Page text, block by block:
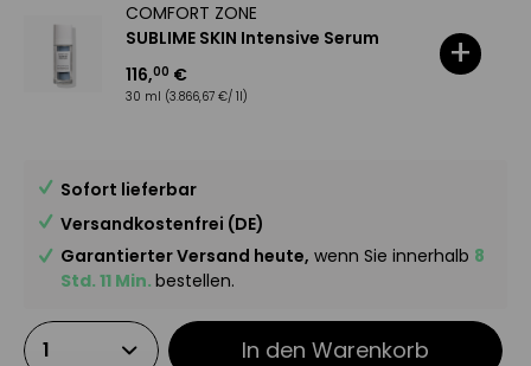
COMFORT ZONE
SUBLIME SKIN Intensive Serum
116,00 €
30 ml (3.866,67 €/ 1l)
+
Sofort lieferbar
Versandkostenfrei (DE)
Garantierter Versand heute, wenn Sie innerhalb 8
Std. 11 Min. bestellen.
In den Warenkorb